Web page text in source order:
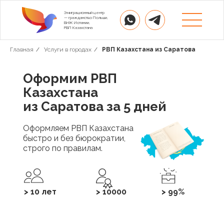
Эмиграционный центр
— гражданство Польши,
ВНЖ Испании,
РВП Казахстана
Главная / Услуги в городах / РВП Казахстана из Саратова
> 10000 > 99%
> 10 лет
Оформим РВП
Казахстана
из Саратова за 5 дней
Оформляем РВП Казахстана
быстро и без бюрократии,
строго по правилам.